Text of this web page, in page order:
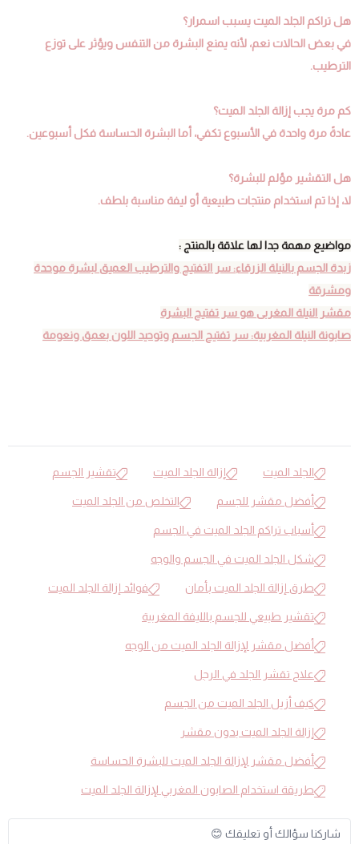
هل تراكم الجلد الميت يسبب اسمرار؟
في بعض الحالات نعم، لأنه يمنع البشرة من التنفس ويؤثر على توزع
الترطيب.
كم مرة يجب إزالة الجلد الميت؟
عادةً مرة واحدة في الأسبوع تكفي، أما البشرة الحساسة فكل أسبوعين.
هل التقشير مؤلم للبشرة؟
لا، إذا تم استخدام منتجات طبيعية أو ليفة مناسبة بلطف.
مواضيع مهمة جدا لها علاقة بالمنتج :
زبدة الجسم بالنيلة الزرقاء: سر التفتيح والترطيب العميق لبشرة موحدة
ومشرقة
مقشر النيلة المغربى هو سر تفتيح البشرة
صابونة النيلة المغربية: سر تفتيح الجسم وتوحيد اللون بعمق ونعومة
الجلد الميت إزالة الجلد الميت تقشير الجسم
أفضل مقشر للجسم التخلص من الجلد الميت
أسباب تراكم الجلد الميت في الجسم
شكل الجلد الميت في الجسم والوجه
طرق إزالة الجلد الميت بأمان فوائد إزالة الجلد الميت
تقشير طبيعي للجسم بالليفة المغربية
أفضل مقشر لإزالة الجلد الميت من الوجه
علاج تقشر الجلد في الرجل
كيف أزيل الجلد الميت من الجسم
إزالة الجلد الميت بدون مقشر
أفضل مقشر لإزالة الجلد الميت للبشرة الحساسة
طريقة استخدام الصابون المغربي لإزالة الجلد الميت